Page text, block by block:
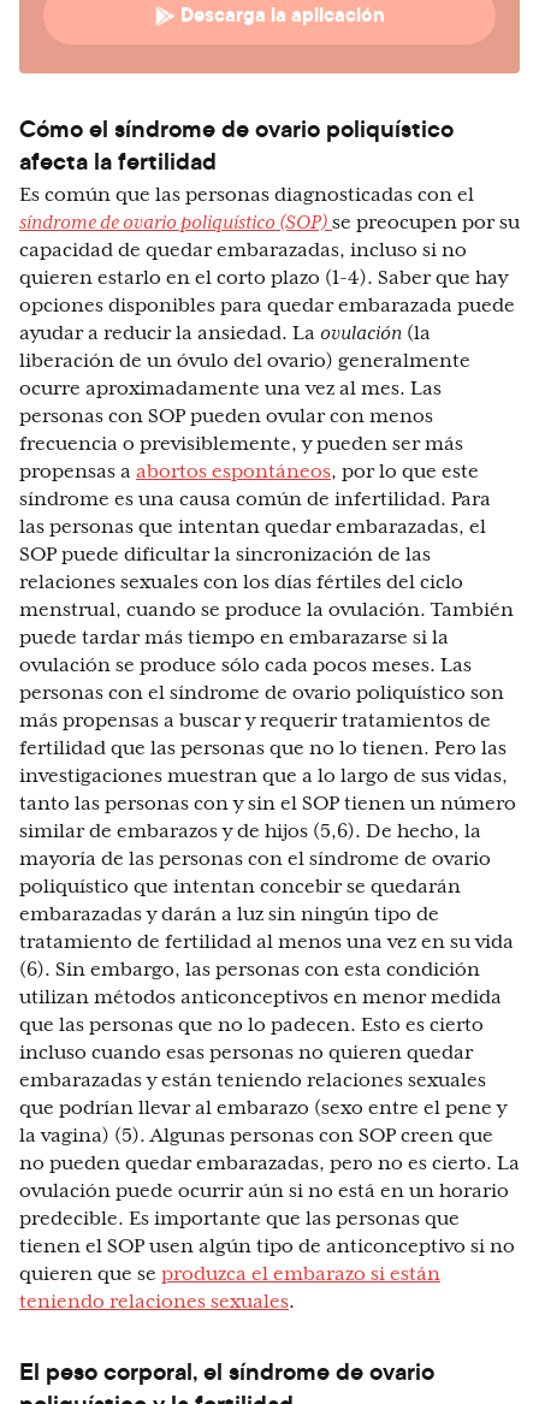
Descarga la aplicación
Cómo el síndrome de ovario poliquístico
afecta la fertilidad
Es común que las personas diagnosticadas con el
síndrome de ovario poliquístico (SOP) se preocupen por su
capacidad de quedar embarazadas, incluso si no
quieren estarlo en el corto plazo (1-4). Saber que hay
opciones disponibles para quedar embarazada puede
ayudar a reducir la ansiedad. La ovulación (la
liberación de un óvulo del ovario) generalmente
ocurre aproximadamente una vez al mes. Las
personas con SOP pueden ovular con menos
frecuencia o previsiblemente, y pueden ser más
propensas a abortos espontáneos, por lo que este
síndrome es una causa común de infertilidad. Para
las personas que intentan quedar embarazadas, el
SOP puede dificultar la sincronización de las
relaciones sexuales con los días fértiles del ciclo
menstrual, cuando se produce la ovulación. También
puede tardar más tiempo en embarazarse si la
ovulación se produce sólo cada pocos meses. Las
personas con el síndrome de ovario poliquístico son
más propensas a buscar y requerir tratamientos de
fertilidad que las personas que no lo tienen. Pero las
investigaciones muestran que a lo largo de sus vidas,
tanto las personas con y sin el SOP tienen un número
similar de embarazos y de hijos (5,6). De hecho, la
mayoría de las personas con el síndrome de ovario
poliquístico que intentan concebir se quedarán
embarazadas y darán a luz sin ningún tipo de
tratamiento de fertilidad al menos una vez en su vida
(6). Sin embargo, las personas con esta condición
utilizan métodos anticonceptivos en menor medida
que las personas que no lo padecen. Esto es cierto
incluso cuando esas personas no quieren quedar
embarazadas y están teniendo relaciones sexuales
que podrían llevar al embarazo (sexo entre el pene y
la vagina) (5). Algunas personas con SOP creen que
no pueden quedar embarazadas, pero no es cierto. La
ovulación puede ocurrir aún si no está en un horario
predecible. Es importante que las personas que
tienen el SOP usen algún tipo de anticonceptivo si no
quieren que se produzca el embarazo si están
teniendo relaciones sexuales.
El peso corporal, el síndrome de ovario